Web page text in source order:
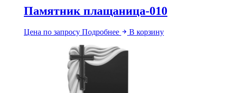
Памятник плащаница-010
Цена по запросу Подробнее В корзину